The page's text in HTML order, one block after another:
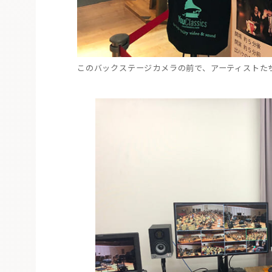
このバックステージカメラの前で、アーティスト